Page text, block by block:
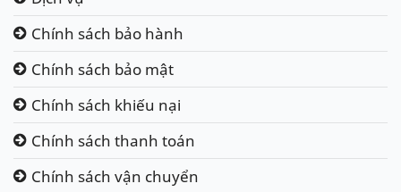
Chính sách bảo hành
Chính sách bảo mật
Chính sách khiếu nại
Chính sách thanh toán
Chính sách vận chuyển